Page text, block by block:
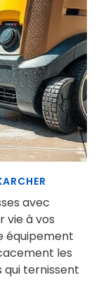
avec
vie à vos
équipement
les
qui ternissent